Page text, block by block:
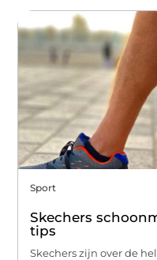
Sport
Skechers
tips
Skechers zijn over de